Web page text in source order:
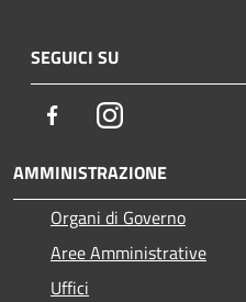
SEGUICI SU
FacebookInstagram
AMMINISTRAZIONE
Organi di Governo
Aree Amministrative
Uffici